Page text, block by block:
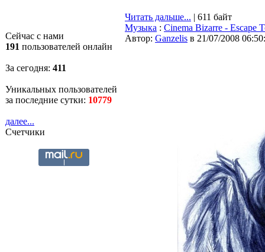
Сейчас с нами
191 пользователей онлайн
За сегодня: 411
Уникальных пользователей
за последние сутки: 10779
далее...
Счетчики
Читать дальше... | 611 байт
Музыка : Cinema Bizarre - Escape
Автор: Ganzelis в 21/07/2008